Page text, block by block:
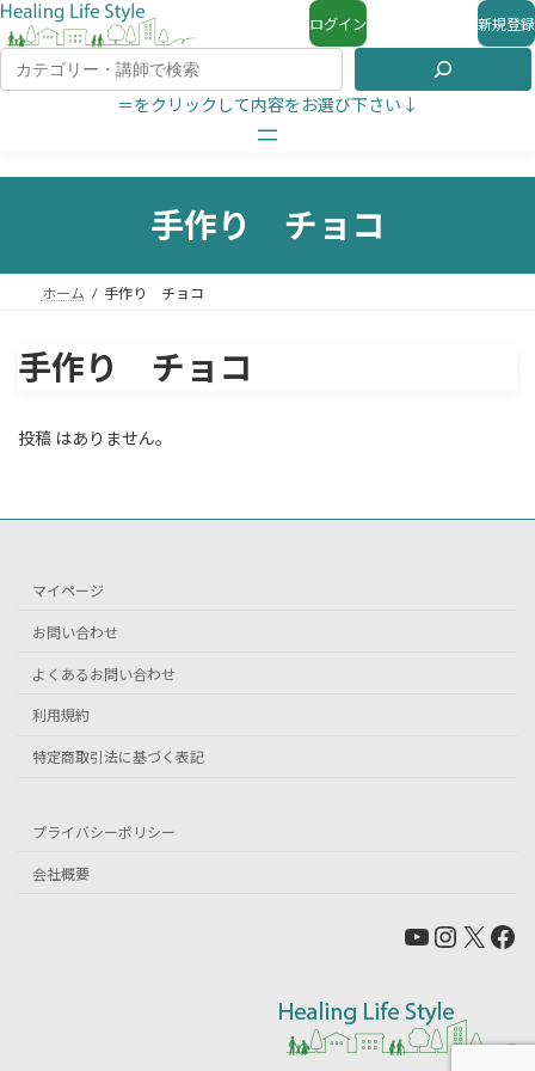
ログイン 新規登録
＝をクリックして内容をお選び下さい↓
手作り チョコ
ホーム 手作り チョコ
手作り チョコ
投稿 はありません。
マイページ
お問い合わせ
よくあるお問い合わせ
利用規約
特定商取引法に基づく表記
プライバシーポリシー
会社概要